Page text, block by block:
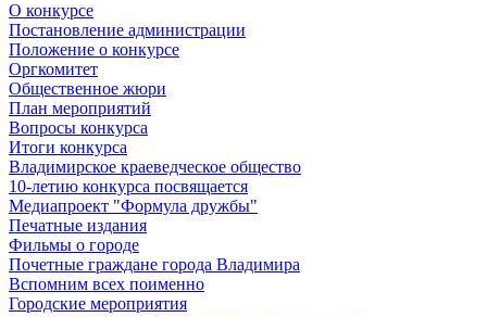
О конкурсе
Постановление администрации
Положение о конкурсе
Оргкомитет
Общественное жюри
План мероприятий
Вопросы конкурса
Итоги конкурса
Владимирское краеведческое общество
10-летию конкурса посвящается
Медиапроект "Формула дружбы"
Печатные издания
Фильмы о городе
Почетные граждане города Владимира
Вспомним всех поименно
Городские мероприятия